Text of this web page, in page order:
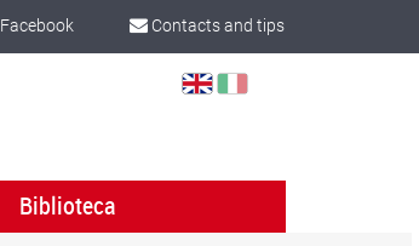
Contacts and tips
Facebook
Select
Biblioteca